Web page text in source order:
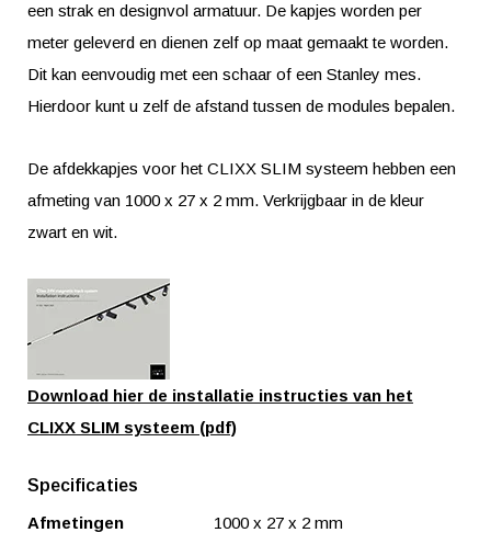
een strak en designvol armatuur. De kapjes worden per
meter geleverd en dienen zelf op maat gemaakt te worden.
Dit kan eenvoudig met een schaar of een Stanley mes.
Hierdoor kunt u zelf de afstand tussen de modules bepalen.
De afdekkapjes voor het CLIXX SLIM systeem hebben een
afmeting van 1000 x 27 x 2 mm. Verkrijgbaar in de kleur
zwart en wit.
Download hier de installatie instructies van het
CLIXX SLIM systeem (pdf)
Specificaties
Afmetingen
1000 x 27 x 2 mm